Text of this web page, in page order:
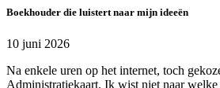
Boekhouder die luistert naar mijn ideeën
10 juni 2026
Na enkele uren op het internet, toch
Administratiekaart. Ik wist niet naar